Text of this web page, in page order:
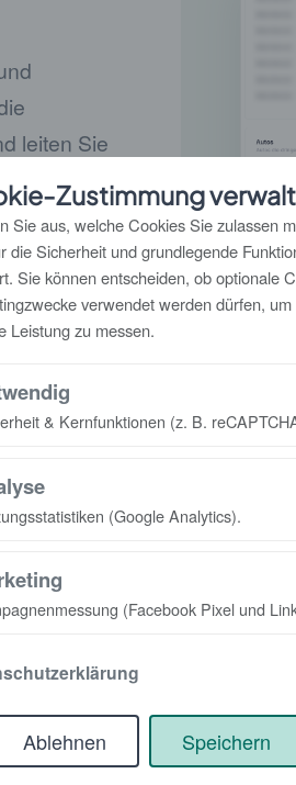
leiten Sie
Zustimmung
Sie aus, welche Cookies Sie zulassen
die Sicherheit und grundlegende
Sie können entscheiden, ob optionale
verwendet werden dürfen,
Leistung zu messen.
& Kernfunktionen (z. B.
(Google Analytics).
(Facebook Pixel und
Ablehnen Speichern